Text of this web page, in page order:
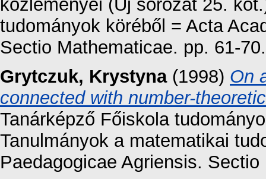
közleményei (Új sorozat 25.
tudományok köréből = Acta
Sectio Mathematicae. pp. 61-70.
Grytczuk, Krystyna(1998) On
connected with number-
Tanárképző Főiskola
Tanulmányok a matematikai
Paedagogicae Agriensis.